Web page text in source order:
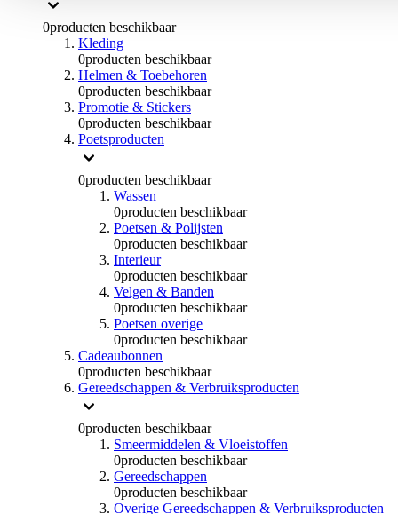
0producten beschikbaar
Kleding
0producten beschikbaar
Helmen & Toebehoren
0producten beschikbaar
Promotie & Stickers
0producten beschikbaar
Poetsproducten
0producten beschikbaar
Wassen
0producten beschikbaar
Poetsen & Polijsten
0producten beschikbaar
Interieur
0producten beschikbaar
Velgen & Banden
0producten beschikbaar
Poetsen overige
0producten beschikbaar
Cadeaubonnen
0producten beschikbaar
Gereedschappen & Verbruiksproducten
0producten beschikbaar
Smeermiddelen & Vloeistoffen
0producten beschikbaar
Gereedschappen
0producten beschikbaar
Overige Gereedschappen & Verbruiksproducten